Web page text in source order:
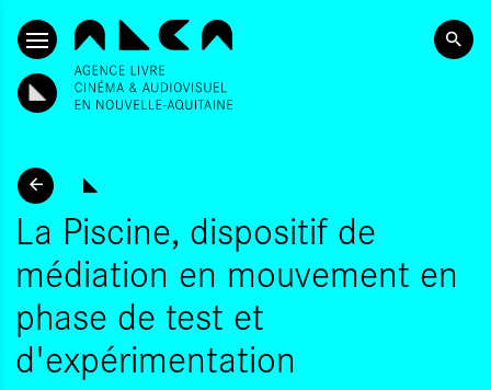
ALLER AU CONTENU PRINCIPAL
La Piscine, dispositif de
médiation en mouvement en
phase de test et
d'expérimentation